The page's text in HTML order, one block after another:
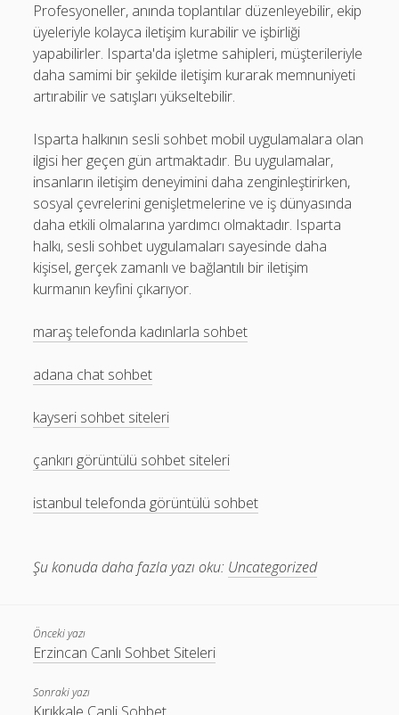
Profesyoneller, anında toplantılar düzenleyebilir, ekip
üyeleriyle kolayca iletişim kurabilir ve işbirliği
yapabilirler. Isparta'da işletme sahipleri, müşterileriyle
daha samimi bir şekilde iletişim kurarak memnuniyeti
artırabilir ve satışları yükseltebilir.
Isparta halkının sesli sohbet mobil uygulamalara olan
ilgisi her geçen gün artmaktadır. Bu uygulamalar,
insanların iletişim deneyimini daha zenginleştirirken,
sosyal çevrelerini genişletmelerine ve iş dünyasında
daha etkili olmalarına yardımcı olmaktadır. Isparta
halkı, sesli sohbet uygulamaları sayesinde daha
kişisel, gerçek zamanlı ve bağlantılı bir iletişim
kurmanın keyfini çıkarıyor.
maraş telefonda kadınlarla sohbet
adana chat sohbet
kayseri sohbet siteleri
çankırı görüntülü sohbet siteleri
istanbul telefonda görüntülü sohbet
Şu konuda daha fazla yazı oku: Uncategorized
Önceki yazı
Erzincan Canlı Sohbet Siteleri
Sonraki yazı